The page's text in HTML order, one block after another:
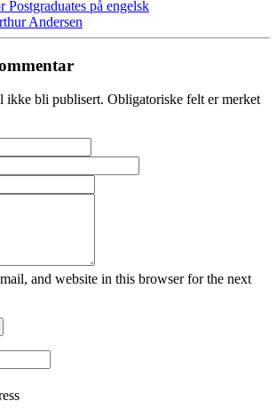
Postgraduates på engelsk
Andersen
ikke bli publisert. Obligatoriske felt er merket
and website in this browser for the next